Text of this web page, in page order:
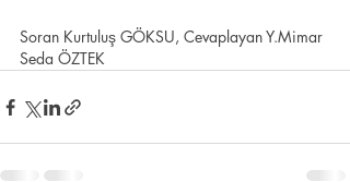
Soran Kurtuluş GÖKSU, Cevaplayan Y.Mimar
Seda ÖZTEK